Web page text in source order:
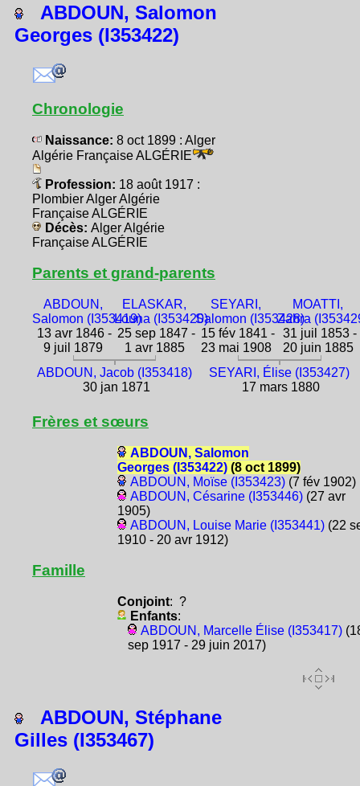
ABDOUN, Salomon
Georges (I353422)
Chronologie
Naissance: 8 oct 1899 : Alger
Algérie Française ALGÉRIE
Profession: 18 août 1917 :
Plombier Alger Algérie
Française ALGÉRIE
Décès: Alger Algérie
Française ALGÉRIE
Parents et grand-parents
ABDOUN,
Salomon (I353419)
13 avr 1846 -
9 juil 1879
ELASKAR,
Louna (I353420)
25 sep 1847 -
1 avr 1885
SEYARI,
Salomon (I353428)
15 fév 1841 -
23 mai 1908
MOATTI,
Zahra
31 juil 1853 -
20 juin 1885
ABDOUN, Jacob (I353418)
30 jan 1871
SEYARI, Élise (I353427)
17 mars 1880
Frères et sœurs
ABDOUN, Salomon
Georges (I353422)(8 oct 1899)
ABDOUN, Moïse (I353423)(7 fév 1902)
ABDOUN, Césarine (I353446)(27 avr
1905)
ABDOUN, Louise Marie (I353441)(22
1910 - 20 avr 1912)
Famille
Conjoint: ?
Enfants:
ABDOUN, Marcelle Élise (I353417)
sep 1917 - 29 juin 2017)
ABDOUN, Stéphane
Gilles (I353467)